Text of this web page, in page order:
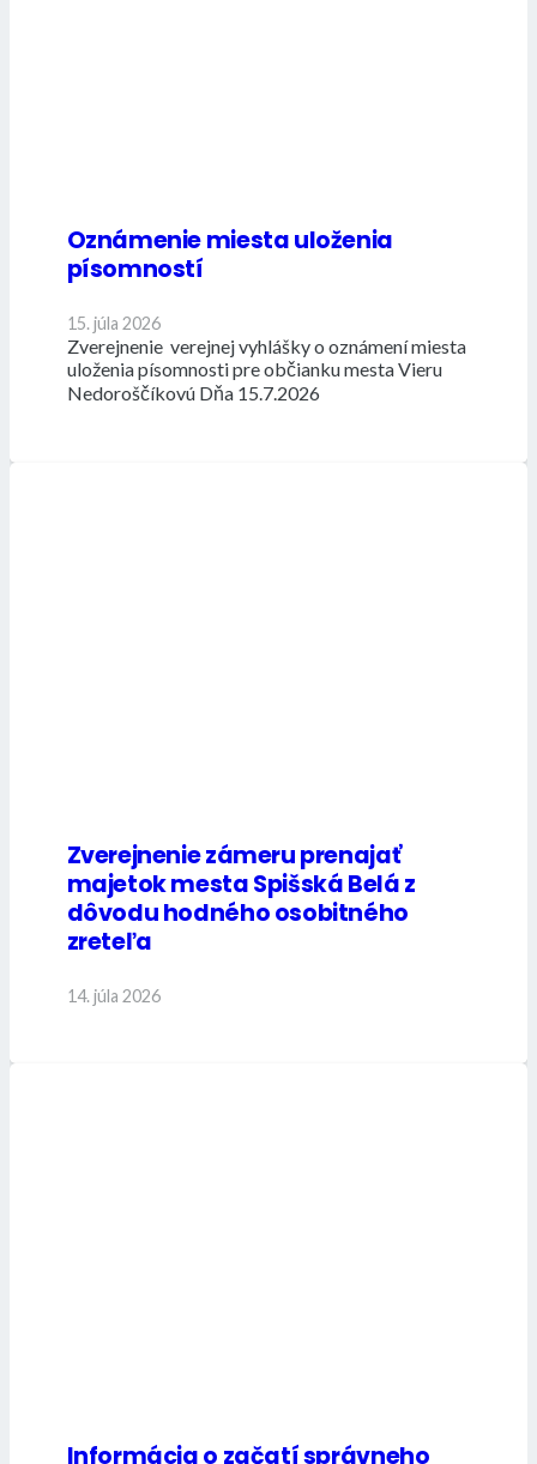
Oznámenie miesta uloženia
písomností
15. júla 2026
Zverejnenie verejnej vyhlášky o oznámení miesta
uloženia písomnosti pre občianku mesta Vieru
Nedoroščíkovú Dňa 15.7.2026
Zverejnenie zámeru prenajať
majetok mesta Spišská Belá z
dôvodu hodného osobitného
zreteľa
14. júla 2026
Informácia o začatí správneho